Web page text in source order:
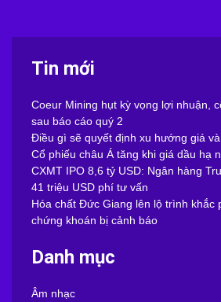
Tin mới
Coeur Mining hụt kỳ vọng lợi nhuận,
sau báo cáo quý 2
Điều gì sẽ quyết định xu hướng giá
Cổ phiếu châu Á tăng khi giá dầu hạ
CXMT IPO 8,6 tỷ USD: Ngân hàng
41 triệu USD phí tư vấn
Hóa chất Đức Giang lên lộ trình khắc
chứng khoán bị cảnh báo
Danh mục
Âm nhạc